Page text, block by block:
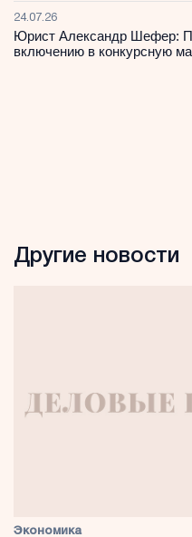
24.07.26
Юрист Александр Шефер:
включению в конкурсную
Другие новости
Экономика